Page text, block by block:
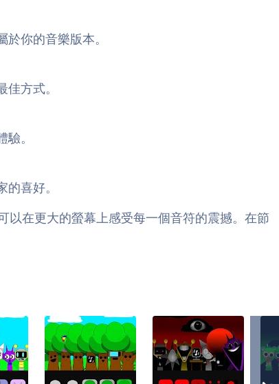
你的音樂版本。
方式。
。
喜好。
以在更大的螢幕上感受每一個音符的震撼。在節